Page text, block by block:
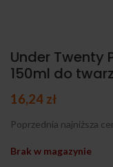
Under Twenty
150ml do
16,24 zł
Poprzednia najniższa
Brak w magazynie